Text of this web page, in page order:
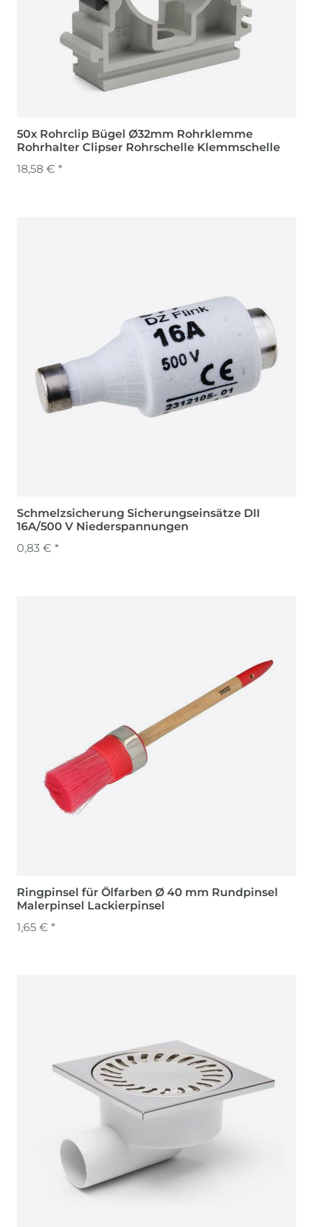
50x Rohrclip Bügel Ø32mm Rohrklemme
Rohrhalter Clipser Rohrschelle Klemmschelle
18,58 € *
Schmelzsicherung Sicherungseinsätze DII
16A/500 V Niederspannungen
0,83 € *
Ringpinsel für Ölfarben Ø 40 mm Rundpinsel
Malerpinsel Lackierpinsel
1,65 € *